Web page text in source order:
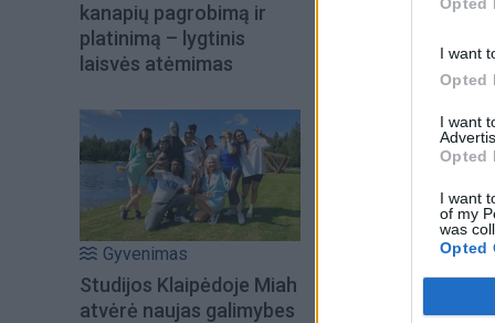
I want
Opted
I want
Opted
I want
of my
was
Opted
kanapių pagrobimą ir
platinimą – lygtinis
laisvės atėmimas
Gyvenimas
Studijos Klaipėdoje Miah
atvėrė naujas galimybes
Šiuo metu